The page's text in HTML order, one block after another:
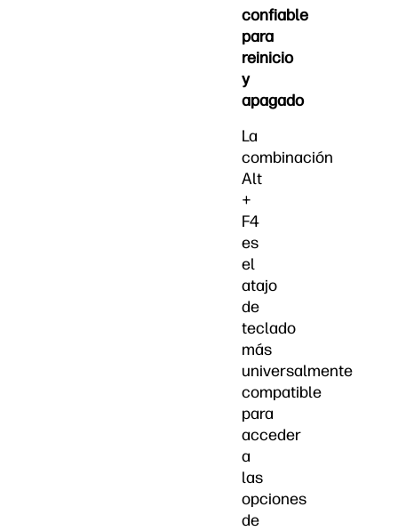
confiable
para
reinicio
y
apagado
La
combinación
Alt
+
F4
es
el
atajo
de
teclado
más
universalmente
compatible
para
acceder
a
las
opciones
de